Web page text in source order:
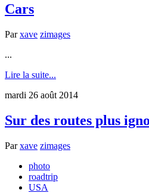
Cars
Parxave zimages
...
Lire la suite...
mardi 26 août 2014
Sur des routes plus
Parxave zimages
photo
roadtrip
USA